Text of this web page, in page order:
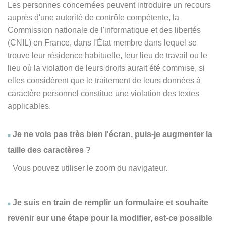
Les personnes concernées peuvent introduire un recours
auprès d'une autorité de contrôle compétente, la
Commission nationale de l'informatique et des libertés
(CNIL) en France, dans l'État membre dans lequel se
trouve leur résidence habituelle, leur lieu de travail ou le
lieu où la violation de leurs droits aurait été commise, si
elles considèrent que le traitement de leurs données à
caractère personnel constitue une violation des textes
applicables.
Je ne vois pas très bien l'écran, puis-je augmenter la
taille des caractères ?
Vous pouvez utiliser le zoom du navigateur.
Je suis en train de remplir un formulaire et souhaite
revenir sur une étape pour la modifier, est-ce possible